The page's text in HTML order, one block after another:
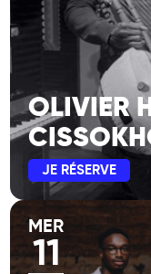
OLIVIER
JE RÉSERVE
MER
11